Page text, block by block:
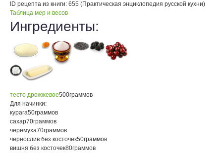
ID рецепта из книги: 655 (Практическая энциклопедия русской кухни)
Таблица мер и весов
Ингредиенты:
тесто дрожжевое500граммов
Для начинки:
курага50граммов
сахар70граммов
черемуха70граммов
чернослив без косточек50граммов
вишня без косточек80граммов